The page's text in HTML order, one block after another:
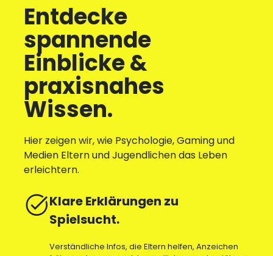
Entdecke
spannende
Einblicke &
praxisnahes
Wissen.
Hier zeigen wir, wie Psychologie, Gaming und
Medien Eltern und Jugendlichen das Leben
erleichtern.
Klare Erklärungen zu
Spielsucht.
Verständliche Infos, die Eltern helfen, Anzeichen